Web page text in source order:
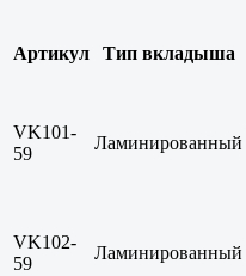
Артикул Тип вкладыша
VK101-
59
Ламинированный
VK102-
59
Ламинированный